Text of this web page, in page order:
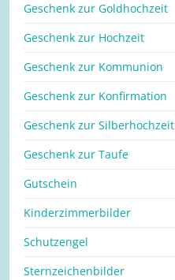
Geschenk zur Goldhochzeit
Geschenk zur Hochzeit
Geschenk zur Kommunion
Geschenk zur Konfirmation
Geschenk zur Silberhochzeit
Geschenk zur Taufe
Gutschein
Kinderzimmerbilder
Schutzengel
Sternzeichenbilder